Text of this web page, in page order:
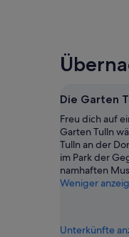
Die Garten
Freu dich auf
Garten Tulln
Tulln an der
im Park der
namhaften
Weniger
Unterkünfte